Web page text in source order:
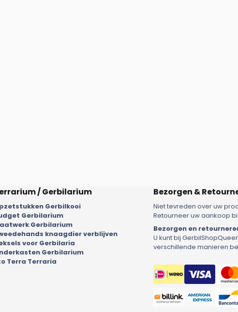
/ Gerbilarium
Gerbilkooi
Gerbilarium
Gerbilarium
knaagdier verblijven
voor Gerbilaria
Gerbilarium
Terra Terraria
Bezorgen &
Niet tevreden over uw
Retourneer uw aankoop
Bezorgen en
U kunt bij
verschillende manieren